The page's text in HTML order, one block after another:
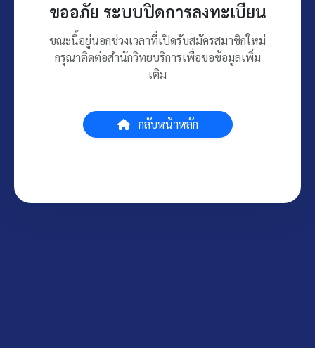
ขออภัย ระบบปิดการลงทะเบียน
ขณะนี้อยู่นอกช่วงเวลาที่เปิดรับสมัครสมาชิกใหม่
กรุณาติดต่อสำนักวิทยบริการเพื่อขอข้อมูลเพิ่ม
เติม
กลับหน้าหลัก